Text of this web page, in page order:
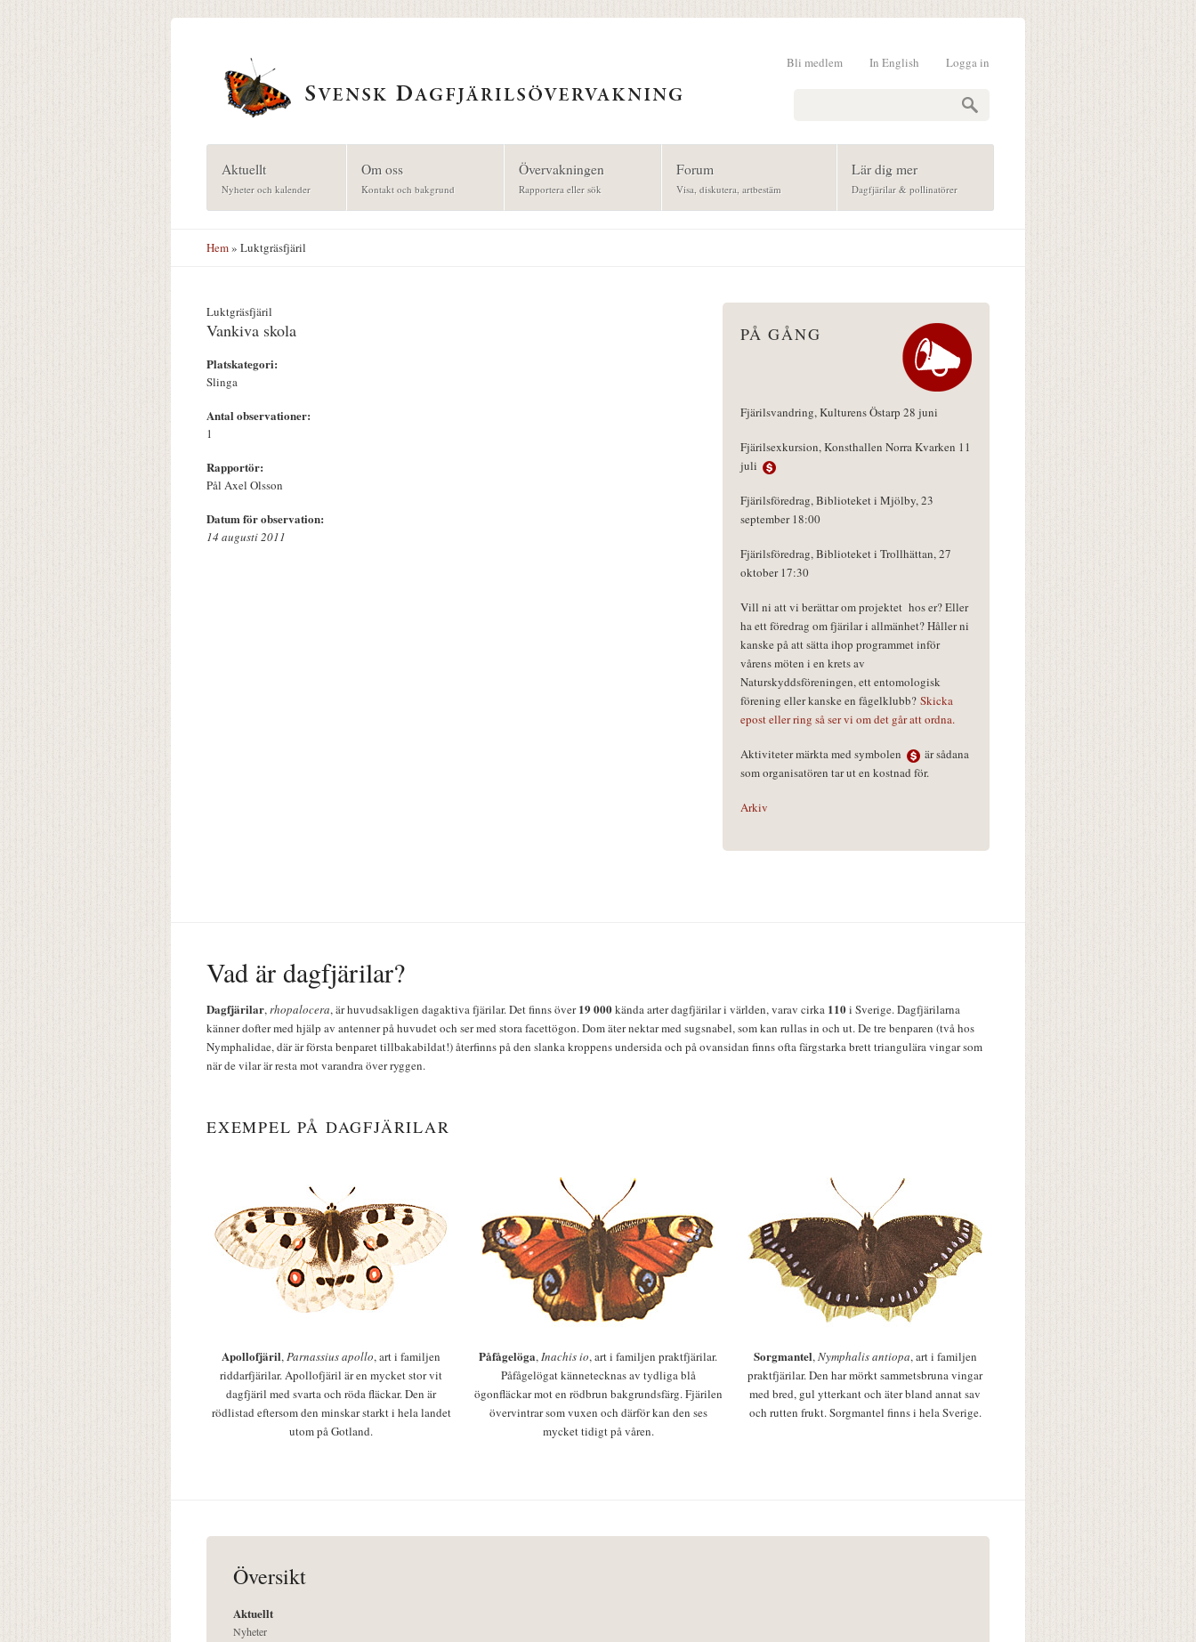
Logga in
In English
Bli medlem
Aktuellt
Nyheter och kalender
Om oss
Kontakt och bakgrund
Övervakningen
Rapportera eller sök
Forum
Visa, diskutera, artbestäm
Lär dig mer
Dagfjärilar & pollinatörer
Hem» Luktgräsfjäril
Luktgräsfjäril
Vankiva skola
Platskategori:
Slinga
Antal observationer:
1
Rapportör:
Pål Axel Olsson
Datum för observation:
14 augusti 2011
PÅ GÅNG
Fjärilsvandring, Kulturens Östarp 28 juni
Fjärilsexkursion, Konsthallen Norra Kvarken 11
juli
Fjärilsföredrag, Biblioteket i Mjölby, 23
september 18:00
Fjärilsföredrag, Biblioteket i Trollhättan, 27
oktober 17:30
Vill ni att vi berättar om projektet hos er? Eller
ha ett föredrag om fjärilar i allmänhet? Håller ni
kanske på att sätta ihop programmet inför
vårens möten i en krets av
Naturskyddsföreningen, ett entomologisk
förening eller kanske en fågelklubb? Skicka
epost eller ring så ser vi om det går att ordna.
Aktiviteter märkta med symbolen
är sådana
som organisatören tar ut en kostnad för.
Arkiv
Vad är dagfjärilar?
Dagfjärilar,rhopalocera, är huvudsakligen dagaktiva fjärilar. Det finns över19 000kända arter dagfjärilar i världen, varav cirka 110i Sverige. Dagfjärilarna
känner dofter med hjälp av antenner på huvudet och ser med stora facettögon. Dom äter nektar med sugsnabel, som kan rullas in och ut. De tre benparen (två hos
Nymphalidae, där är första benparet tillbakabildat!) återfinns på den slanka kroppens undersida och på ovansidan finns ofta färgstarka brett triangulära vingar som
när de vilar är resta mot varandra över ryggen.
EXEMPEL PÅ DAGFJÄRILAR
Apollofjäril,Parnassius apollo, art i familjen
riddarfjärilar. Apollofjäril är en mycket stor vit
dagfjäril med svarta och röda fläckar. Den är
rödlistad eftersom den minskar starkt i hela landet
utom på Gotland.
Påfågelöga,Inachis io, art i familjen praktfjärilar.
Påfågelögat kännetecknas av tydliga blå
ögonfläckar mot en rödbrun bakgrundsfärg. Fjärilen
övervintrar som vuxen och därför kan den ses
mycket tidigt på våren.
Sorgmantel,Nymphalis antiopa, art i familjen
praktfjärilar. Den har mörkt sammetsbruna vingar
med bred, gul ytterkant och äter bland annat sav
och rutten frukt. Sorgmantel finns i hela Sverige.
Översikt
Aktuellt
Nyheter